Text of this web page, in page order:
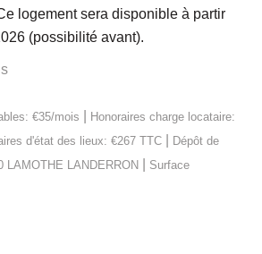
logement sera disponible à partir
(possibilité avant).
€35/mois
Honoraires charge locataire:
d'état des lieux: €267 TTC
Dépôt de
LAMOTHE LANDERRON
Surface